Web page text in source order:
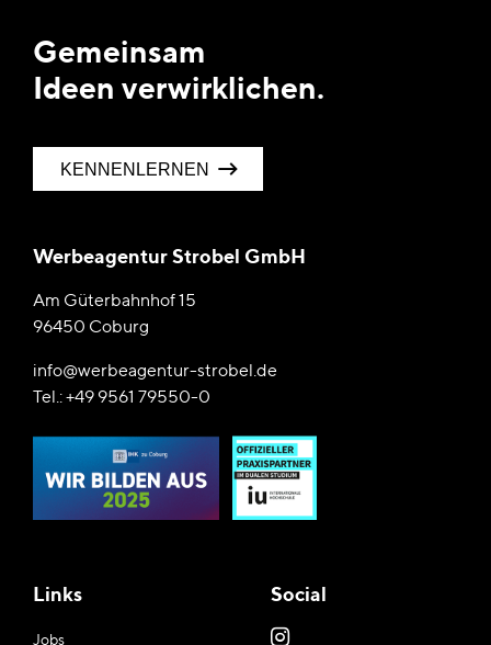
Gemeinsam
Ideen verwirklichen.
KENNENLERNEN
Werbeagentur Strobel GmbH
Am Güterbahnhof 15
96450 Coburg
info@werbeagentur-strobel.de
Tel.: +49 9561 79550-0
Links
Jobs
Social